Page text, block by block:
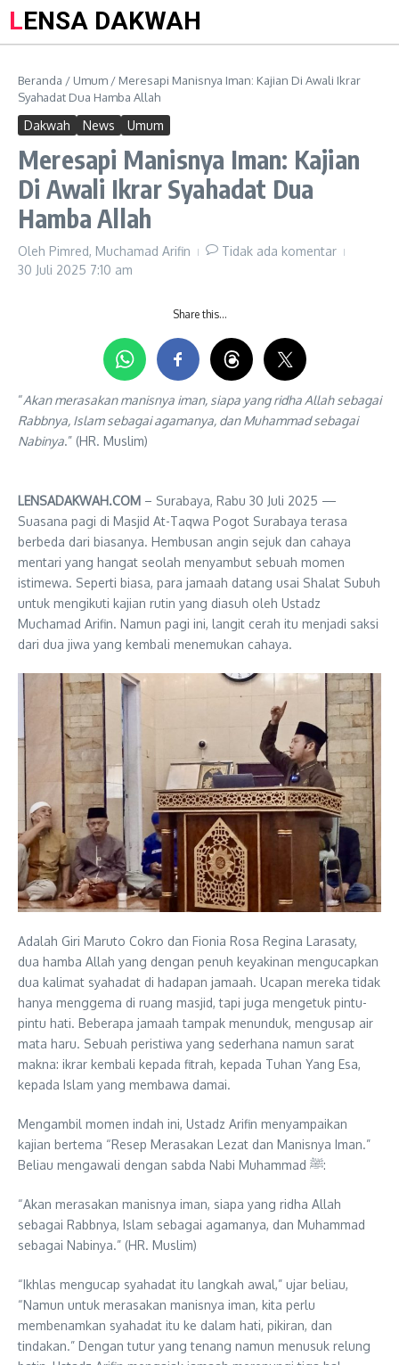
LENSA DAKWAH
Beranda / Umum / Meresapi Manisnya Iman: Kajian Di Awali Ikrar
Syahadat Dua Hamba Allah
Dakwah News Umum
Meresapi Manisnya Iman: Kajian
Di Awali Ikrar Syahadat Dua
Hamba Allah
Oleh Pimred, Muchamad Arifin
Tidak ada komentar
30 Juli 2025 7:10 am
Share this…
“Akan merasakan manisnya iman, siapa yang ridha Allah sebagai
Rabbnya, Islam sebagai agamanya, dan Muhammad sebagai
Nabinya.” (HR. Muslim)
LENSADAKWAH.COM – Surabaya, Rabu 30 Juli 2025 —
Suasana pagi di Masjid At-Taqwa Pogot Surabaya terasa
berbeda dari biasanya. Hembusan angin sejuk dan cahaya
mentari yang hangat seolah menyambut sebuah momen
istimewa. Seperti biasa, para jamaah datang usai Shalat Subuh
untuk mengikuti kajian rutin yang diasuh oleh Ustadz
Muchamad Arifin. Namun pagi ini, langit cerah itu menjadi saksi
dari dua jiwa yang kembali menemukan cahaya.
Adalah Giri Maruto Cokro dan Fionia Rosa Regina Larasaty,
dua hamba Allah yang dengan penuh keyakinan mengucapkan
dua kalimat syahadat di hadapan jamaah. Ucapan mereka tidak
hanya menggema di ruang masjid, tapi juga mengetuk pintu-
pintu hati. Beberapa jamaah tampak menunduk, mengusap air
mata haru. Sebuah peristiwa yang sederhana namun sarat
makna: ikrar kembali kepada fitrah, kepada Tuhan Yang Esa,
kepada Islam yang membawa damai.
Mengambil momen indah ini, Ustadz Arifin menyampaikan
kajian bertema “Resep Merasakan Lezat dan Manisnya Iman.”
Beliau mengawali dengan sabda Nabi Muhammad ﷺ:
“Akan merasakan manisnya iman, siapa yang ridha Allah
sebagai Rabbnya, Islam sebagai agamanya, dan Muhammad
sebagai Nabinya.” (HR. Muslim)
“Ikhlas mengucap syahadat itu langkah awal,” ujar beliau,
“Namun untuk merasakan manisnya iman, kita perlu
membenamkan syahadat itu ke dalam hati, pikiran, dan
tindakan.” Dengan tutur yang tenang namun menusuk relung